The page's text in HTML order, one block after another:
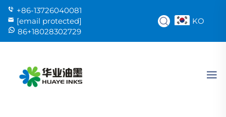
+86-13726040081
[email protected]
86+18028302729
KO